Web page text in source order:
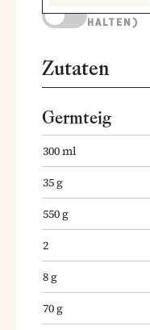
HALTEN)
Zutaten
Germteig
300ml
35g
550g
2
8g
70g